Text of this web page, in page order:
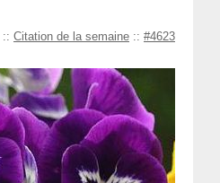
:: Citation de la semaine :: #4623